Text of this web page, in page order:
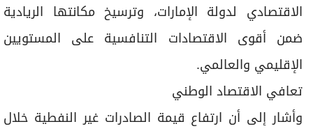
الاقتصادي لدولة الإمارات، وترسيخ مكانتها الريادية
ضمن أقوى الاقتصادات التنافسية على المستويين
الإقليمي والعالمي.
تعافي الاقتصاد الوطني
وأشار إلى أن ارتفاع قيمة الصادرات غير النفطية خلال